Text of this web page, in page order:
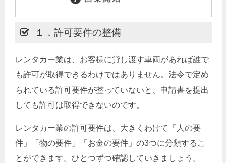
１．許可要件の整備
レンタカー業は、お客様に貸し渡す車両があれば誰で
も許可が取得できるわけではありません。法令で定め
られている許可要件が整っていないと、申請書を提出
しても許可は取得できないのです。
レンタカー業の許可要件は、大きくわけて「人の要
件」「物の要件」「お金の要件」の3つに分類するこ
とができます。ひとつずつ確認していきましょう。